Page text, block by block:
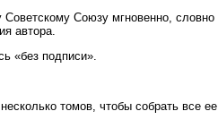
Союзу мгновенно, словно
автора.
«без подписи».
томов, чтобы собрать все ее